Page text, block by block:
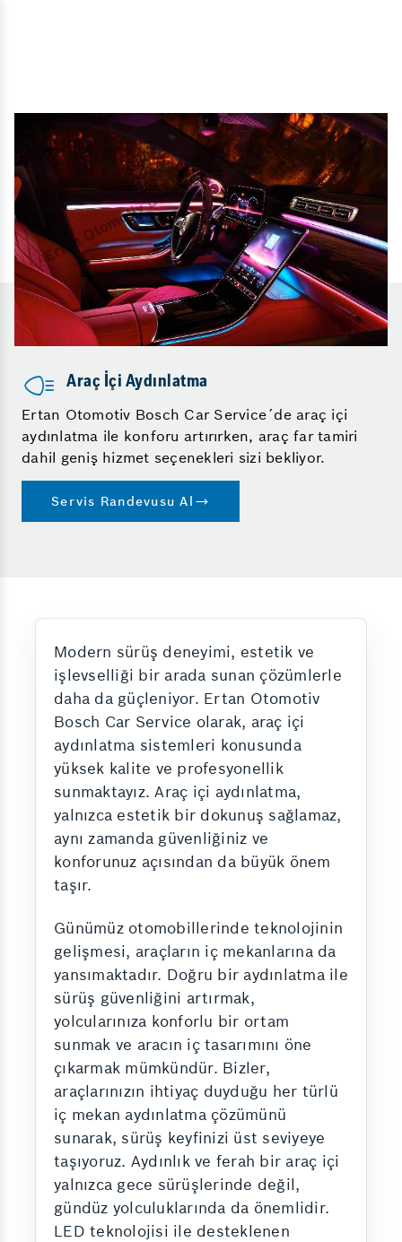
Araç İçi Aydınlatma
Ertan Otomotiv Bosch Car Service´de araç içi
aydınlatma ile konforu artırırken, araç far tamiri
dahil geniş hizmet seçenekleri sizi bekliyor.
Servis Randevusu Al
Modern sürüş deneyimi, estetik ve
işlevselliği bir arada sunan çözümlerle
daha da güçleniyor. Ertan Otomotiv
Bosch Car Service olarak, araç içi
aydınlatma sistemleri konusunda
yüksek kalite ve profesyonellik
sunmaktayız. Araç içi aydınlatma,
yalnızca estetik bir dokunuş sağlamaz,
aynı zamanda güvenliğiniz ve
konforunuz açısından da büyük önem
taşır.
Günümüz otomobillerinde teknolojinin
gelişmesi, araçların iç mekanlarına da
yansımaktadır. Doğru bir aydınlatma ile
sürüş güvenliğini artırmak,
yolcularınıza konforlu bir ortam
sunmak ve aracın iç tasarımını öne
çıkarmak mümkündür. Bizler,
araçlarınızın ihtiyaç duyduğu her türlü
iç mekan aydınlatma çözümünü
sunarak, sürüş keyfinizi üst seviyeye
taşıyoruz. Aydınlık ve ferah bir araç içi
yalnızca gece sürüşlerinde değil,
gündüz yolculuklarında da önemlidir.
LED teknolojisi ile desteklenen